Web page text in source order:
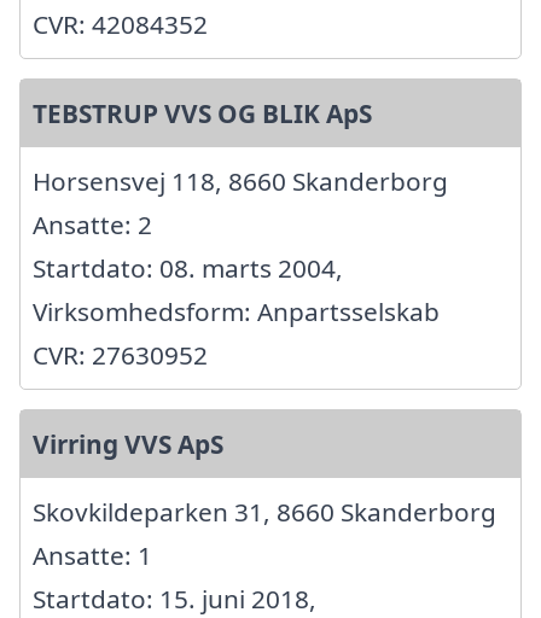
CVR: 42084352
TEBSTRUP VVS OG BLIK ApS
Horsensvej 118, 8660 Skanderborg
Ansatte: 2
Startdato: 08. marts 2004,
Virksomhedsform: Anpartsselskab
CVR: 27630952
Virring VVS ApS
Skovkildeparken 31, 8660 Skanderborg
Ansatte: 1
Startdato: 15. juni 2018,